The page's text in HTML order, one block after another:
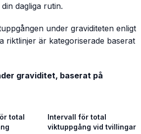
18.0 - 25.9 lbs
18.9 - 27.0 lbs
20.7 - 29.3 lbs
dagliga rutin.
under graviditeten enligt
riktlinjer är kategoriserade baserat
graviditet, baserat på
total
Intervall för total
viktuppgång vid tvillingar